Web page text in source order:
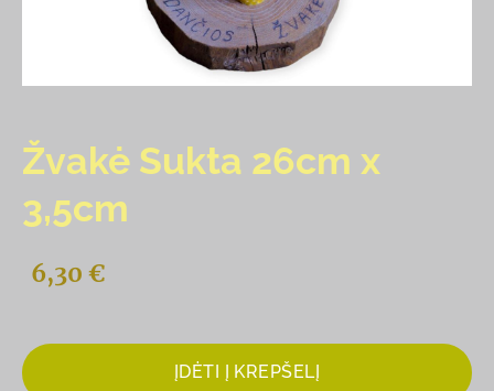
Žvakė Sukta 26cm x
3,5cm
6,30 €
ĮDĖTI Į KREPŠELĮ